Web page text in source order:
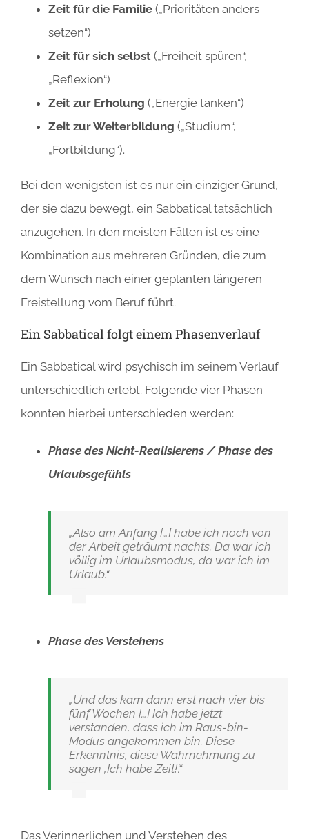
Zeit für die Familie („Prioritäten anders
setzen“)
Zeit für sich selbst („Freiheit spüren“,
„Reflexion“)
Zeit zur Erholung („Energie tanken“)
Zeit zur Weiterbildung („Studium“,
„Fortbildung“).
Bei den wenigsten ist es nur ein einziger Grund,
der sie dazu bewegt, ein Sabbatical tatsächlich
anzugehen. In den meisten Fällen ist es eine
Kombination aus mehreren Gründen, die zum
dem Wunsch nach einer geplanten längeren
Freistellung vom Beruf führt.
Ein Sabbatical folgt einem Phasenverlauf
Ein Sabbatical wird psychisch im seinem Verlauf
unterschiedlich erlebt. Folgende vier Phasen
konnten hierbei unterschieden werden:
Phase des Nicht-Realisierens / Phase des
Urlaubsgefühls
„Also am Anfang […] habe ich noch von
der Arbeit geträumt nachts. Da war ich
völlig im Urlaubsmodus, da war ich im
Urlaub.“
Phase des Verstehens
„Und das kam dann erst nach vier bis
fünf Wochen […] Ich habe jetzt
verstanden, dass ich im Raus-bin-
Modus angekommen bin. Diese
Erkenntnis, diese Wahrnehmung zu
sagen ‚Ich habe Zeit!‘.“
Das Verinnerlichen und Verstehen des